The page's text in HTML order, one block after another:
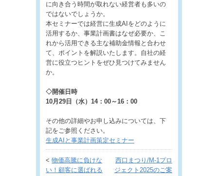
に向き合う時間が取れない経営者も多いの
ではないでしょうか。
本セミナーでは経営に生成AIをどのように
活用するか、事業計画書はなぜ必要か、こ
れから活用できる主な補助金情報と合わせ
て、ポイントを解説いたします。自社の経
営に役立つヒントをぜひ見つけてみません
か。
◇開催日時
10月29日（水）14：00～16：00
その他の詳細やお申し込みについては、下
記をご参照ください。
生成AIと事業計画策定セミナー
<物価高騰に負けな
い！顧客に選ばれる
西口まつり/M-1プロ
ジェクト2025のご案